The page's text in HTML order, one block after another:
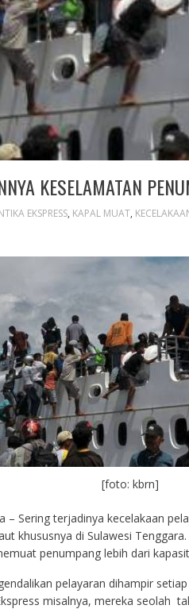
KESELAMATAN
EKSPRESS, KAPAL MUAT,
[foto: kbrn]
– Sering terjadinya kecelakaan
khususnya di Sulawesi
penumpang lebih dari
pelayaran dihampir
misalnya, mereka seolah